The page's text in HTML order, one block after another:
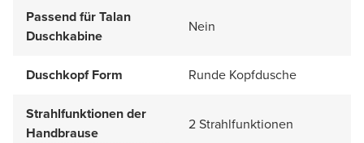
Passend für Talan
Duschkabine
Nein
Duschkopf Form Runde Kopfdusche
Strahlfunktionen der
Handbrause
2 Strahlfunktionen